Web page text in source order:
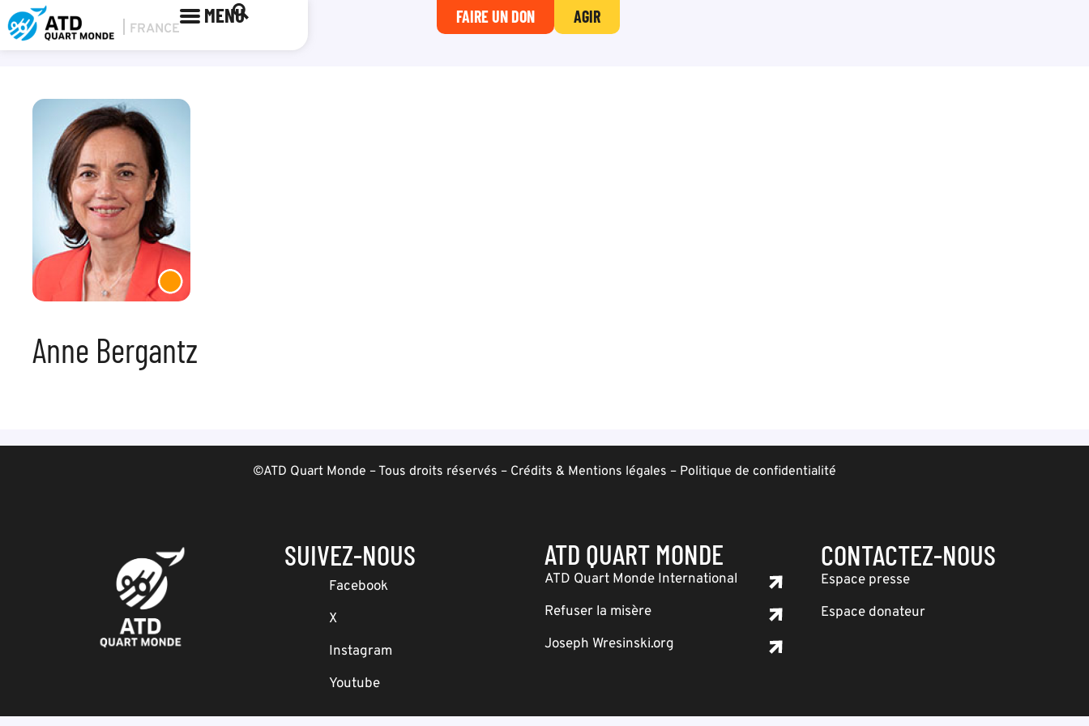
MENU FAIRE UN DON AGIR
Anne Bergantz
©ATD Quart Monde – Tous droits réservés – Crédits & Mentions légales – Politique de confidentialité
SUIVEZ-NOUS
Facebook
X
Instagram
Youtube
ATD QUART MONDE
ATD Quart Monde International
Refuser la misère
Joseph Wresinski.org
CONTACTEZ-NOUS
Espace presse
Espace donateur